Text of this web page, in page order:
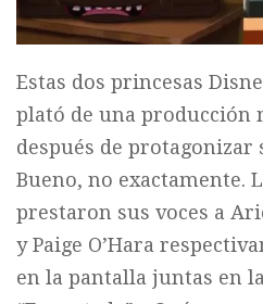
Estas dos princesas
plató de una producción
después de protagonizar
Bueno, no exactamente.
prestaron sus voces a
y Paige O’Hara
en la pantalla juntas en